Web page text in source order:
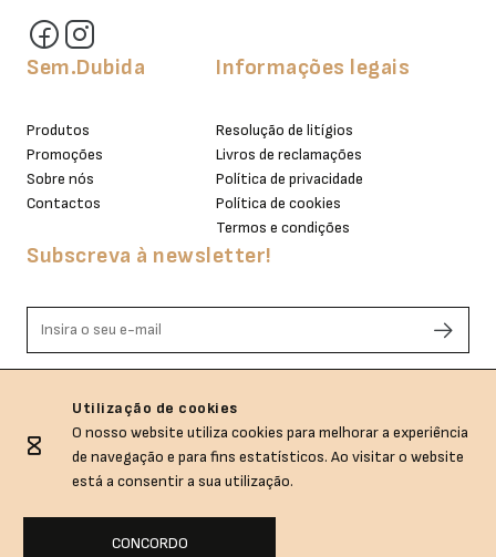
Sem.Dubida
Produtos
Promoções
Sobre nós
Contactos
Informações legais
Resolução de litígios
Livros de reclamações
Política de privacidade
Política de cookies
Termos e condições
Subscreva à newsletter!
Sem.Dubida © All rights reserved.
Utilização de cookies
O nosso website utiliza cookies para melhorar a experiência
de navegação e para fins estatísticos. Ao visitar o website
está a consentir a sua utilização.
CONCORDO